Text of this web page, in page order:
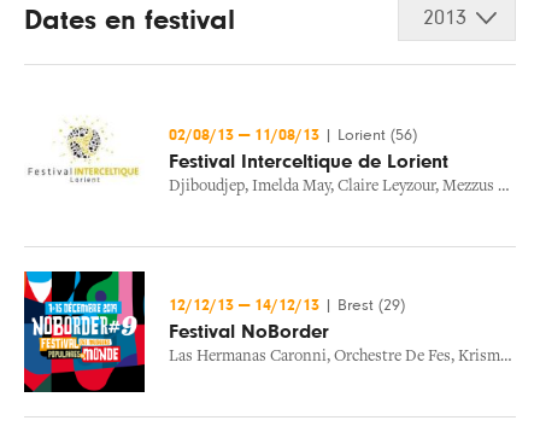
Dates en festival 2013
02/08/13 — 11/08/13 Lorient (56)
Festival Interceltique de Lorient
Djiboudjep, Imelda May, Claire Leyzour, Mezzus Connection
12/12/13 — 14/12/13 Brest (29)
Festival NoBorder
Las Hermanas Caronni, Orchestre De Fes, Krismenn & Alem